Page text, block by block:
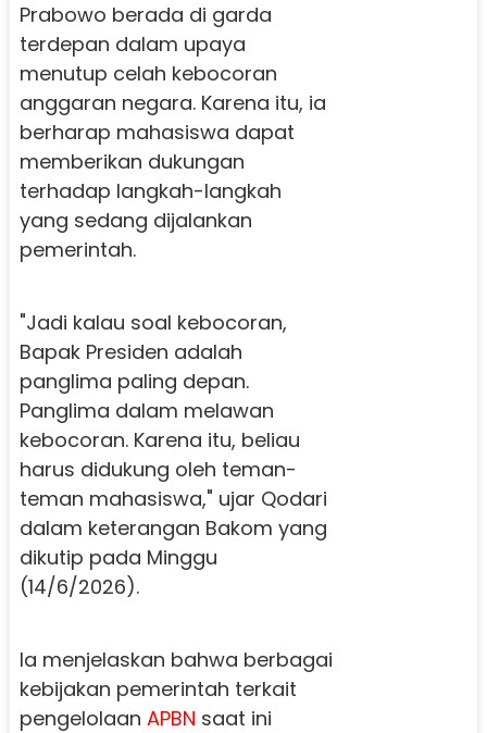
Prabowo berada di garda
terdepan dalam upaya
menutup celah kebocoran
anggaran negara. Karena itu, ia
berharap mahasiswa dapat
memberikan dukungan
terhadap langkah-langkah
yang sedang dijalankan
pemerintah.
"Jadi kalau soal kebocoran,
Bapak Presiden adalah
panglima paling depan.
Panglima dalam melawan
kebocoran. Karena itu, beliau
harus didukung oleh teman-
teman mahasiswa," ujar Qodari
dalam keterangan Bakom yang
dikutip pada Minggu
(14/6/2026).
Ia menjelaskan bahwa berbagai
kebijakan pemerintah terkait
pengelolaan APBN saat ini